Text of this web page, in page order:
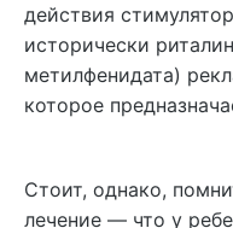
действия
исторически
метилфенидата)
которое
Стоит, однако,
лечение — что у